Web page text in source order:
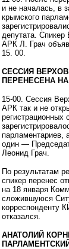
и не началась, в
крымского
депутата.
АРК Л. Грач
15. 00.
СЕССИЯ
ПЕРЕНЕСЕНА НА
15-00. Сессия
АРК так и не
регистрационных
парламентариев,
один —
Леонид Грач.
По результатам
спикер перенес
на 18 января
сложившуюся
корреспонденту
отказался.
АНАТОЛИЙ